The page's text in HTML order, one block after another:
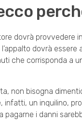
dovrà provvedere
dovrà essere
che corrisponda a
non bisogna
infatti, un inquilino,
pagarne i danni